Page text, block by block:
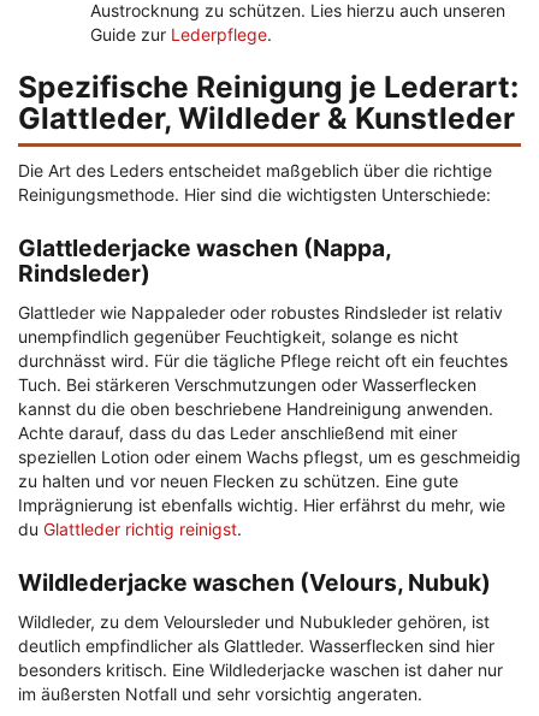
Austrocknung zu schützen. Lies hierzu auch unseren
Guide zur Lederpflege.
Spezifische Reinigung je Lederart:
Glattleder, Wildleder & Kunstleder
Die Art des Leders entscheidet maßgeblich über die richtige
Reinigungsmethode. Hier sind die wichtigsten Unterschiede:
Glattlederjacke waschen (Nappa,
Rindsleder)
Glattleder wie Nappaleder oder robustes Rindsleder ist relativ
unempfindlich gegenüber Feuchtigkeit, solange es nicht
durchnässt wird. Für die tägliche Pflege reicht oft ein feuchtes
Tuch. Bei stärkeren Verschmutzungen oder Wasserflecken
kannst du die oben beschriebene Handreinigung anwenden.
Achte darauf, dass du das Leder anschließend mit einer
speziellen Lotion oder einem Wachs pflegst, um es geschmeidig
zu halten und vor neuen Flecken zu schützen. Eine gute
Imprägnierung ist ebenfalls wichtig. Hier erfährst du mehr, wie
du Glattleder richtig reinigst.
Wildlederjacke waschen (Velours, Nubuk)
Wildleder, zu dem Veloursleder und Nubukleder gehören, ist
deutlich empfindlicher als Glattleder. Wasserflecken sind hier
besonders kritisch. Eine Wildlederjacke waschen ist daher nur
im äußersten Notfall und sehr vorsichtig angeraten.